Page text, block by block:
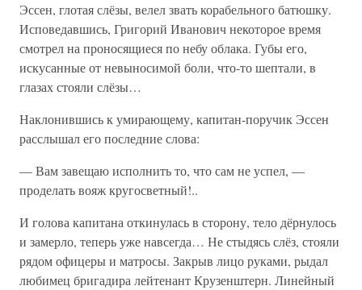
Эссен, глотая слёзы, велел звать корабельного батюшку.
Исповедавшись, Григорий Иванович некоторое время
смотрел на проносящиеся по небу облака. Губы его,
искусанные от невыносимой боли, что-то шептали, в
глазах стояли слёзы…
Наклонившись к умирающему, капитан-поручик Эссен
расслышал его последние слова:
— Вам завещаю исполнить то, что сам не успел, —
проделать вояж кругосветный!..
И голова капитана откинулась в сторону, тело дёрнулось
и замерло, теперь уже навсегда… Не стыдясь слёз, стояли
рядом офицеры и матросы. Закрыв лицо руками, рыдал
любимец бригадира лейтенант Крузенштерн. Линейный